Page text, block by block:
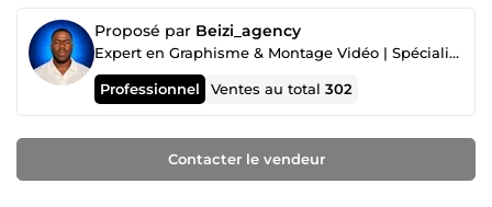
Proposé par Beizi_agency
Expert en Graphisme & Montage Vidéo | Spécialiste Facebook & Google Ads
Professionnel Ventes au total302
Contacter le vendeur